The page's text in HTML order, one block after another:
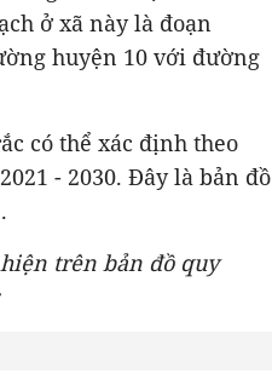
ở xã này là đoạn
huyện 10 với đường
có thể xác định theo
- 2030. Đây là bản đồ
trên bản đồ quy